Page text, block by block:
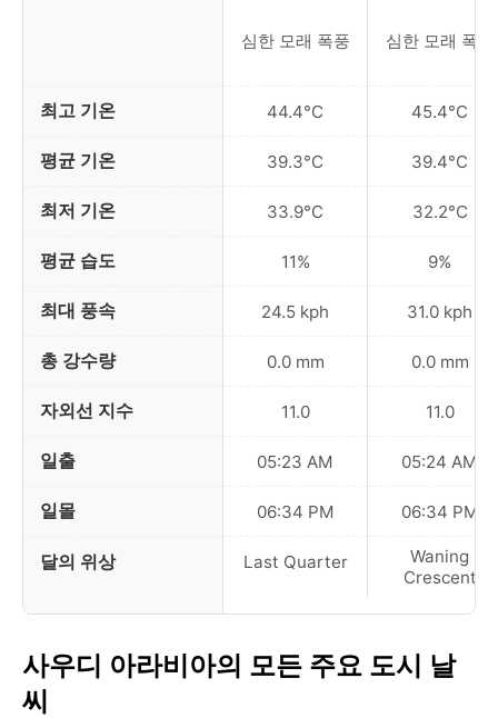
최고 기온
평균 기온
최저 기온
평균 습도
최대 풍속
총 강수량
자외선 지수
일출
일몰
달의 위상
심한 모래 폭풍
44.4°C
39.3°C
33.9°C
11%
24.5 kph
0.0 mm
11.0
05:23 AM
06:34 PM
Last Quarter
심한 모래 폭풍
45.4°C
39.4°C
32.2°C
9%
31.0 kph
0.0 mm
11.0
05:24 AM
06:34 PM
Waning
Crescent
사우디 아라비아의 모든 주요 도시 날
씨